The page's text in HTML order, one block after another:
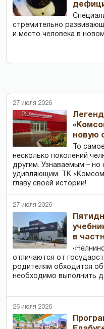
стремительно
и место человека в
27 июля 2026
новую
То
несколько поколений
другим. Узнаваемым –
удивляющим. ТК
главу своей истории!
27 июля 2026
в
отличаются от
родителям обходится
необходимо выполнить
26 июля 2026